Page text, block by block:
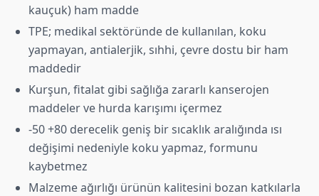
kauçuk) ham madde
TPE; medikal sektöründe de kullanılan, koku
yapmayan, antialerjik, sıhhi, çevre dostu bir ham
maddedir
Kurşun, fitalat gibi sağlığa zararlı kanserojen
maddeler ve hurda karışımı içermez
-50 +80 derecelik geniş bir sıcaklık aralığında ısı
değişimi nedeniyle koku yapmaz, formunu
kaybetmez
Malzeme ağırlığı ürünün kalitesini bozan katkılarla